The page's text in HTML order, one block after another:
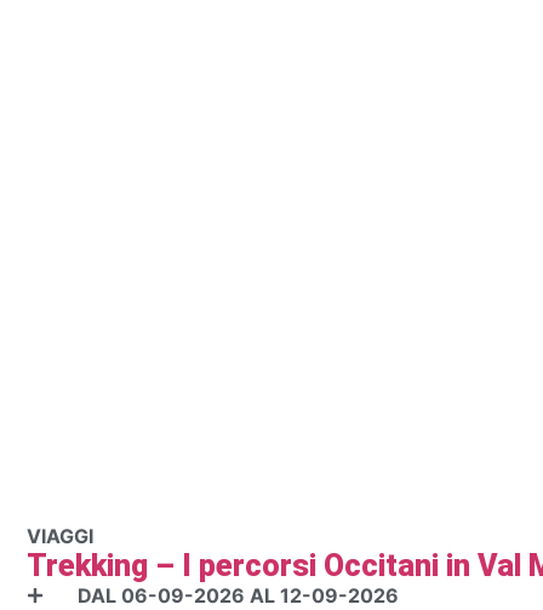
VIAGGI
Trekking – I percorsi Occitani in Val
DAL 06-09-2026 AL 12-09-2026